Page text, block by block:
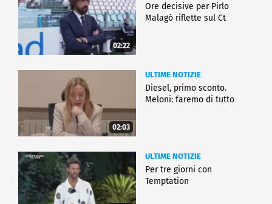
02:22
Ore decisive per Pirlo
Malagò riflette sul Ct
02:03
ULTIME NOTIZIE
Diesel, primo sconto.
Meloni: faremo di tutto
ULTIME NOTIZIE
Per tre giorni con
Temptation